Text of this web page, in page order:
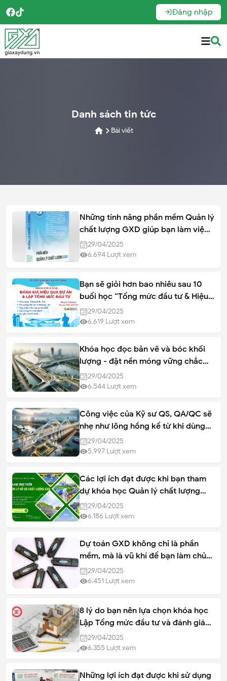
Đăng nhập
Danh sách tin tức
Bài viết
Những tính năng phần mềm Quản lý
chất lượng GXD giúp bạn làm việc
hiệu quả trên công trường xây
dựng
29/04/2025
6.694 Lượt xem
Bạn sẽ giỏi hơn bao nhiêu sau 10
buổi học “Tổng mức đầu tư & Hiệu
quả dự án” GXD?
29/04/2025
6.619 Lượt xem
Khóa học đọc bản vẽ và bóc khối
lượng - đặt nền móng vững chắc
cho nghề dự toán
29/04/2025
6.544 Lượt xem
Công việc của Kỹ sư QS, QA/QC sẽ
nhẹ như lông hồng kể từ khi dùng
phần mềm QLCL GXD
29/04/2025
5.997 Lượt xem
Các lợi ích đạt được khi bạn tham
dự khóa học Quản lý chất lượng
(QLCL) tại Giá Xây Dựng
29/04/2025
6.186 Lượt xem
Dự toán GXD không chỉ là phần
mềm, mà là vũ khí để bạn làm chủ
công việc
29/04/2025
6.451 Lượt xem
8 lý do bạn nên lựa chọn khóa học
Lập Tổng mức đầu tư và đánh giá
hiệu quả dự án xây Dựng tại GXD
29/04/2025
6.355 Lượt xem
Những lợi ích đạt được khi sử dụng